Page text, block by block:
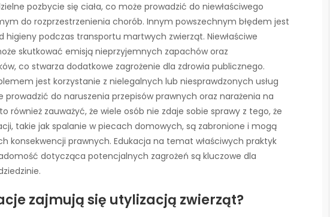
pozbycie się ciała, co może prowadzić do niewłaściwego
do rozprzestrzenienia chorób. Innym powszechnym błędem jest
higieny podczas transportu martwych zwierząt. Niewłaściwe
skutkować emisją nieprzyjemnych zapachów oraz
co stwarza dodatkowe zagrożenie dla zdrowia publicznego.
jest korzystanie z nielegalnych lub niesprawdzonych usług
do naruszenia przepisów prawnych oraz narażenia na
również zauważyć, że wiele osób nie zdaje sobie sprawy z tego, że
takie jak spalanie w piecach domowych, są zabronione i mogą
konsekwencji prawnych. Edukacja na temat właściwych praktyk
dotycząca potencjalnych zagrożeń są kluczowe dla
zajmują się utylizacją zwierząt?